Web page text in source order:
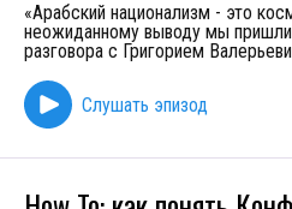
«Арабский национализм - это
неожиданному выводу мы
разговора с Григорием
Слушать эпизод